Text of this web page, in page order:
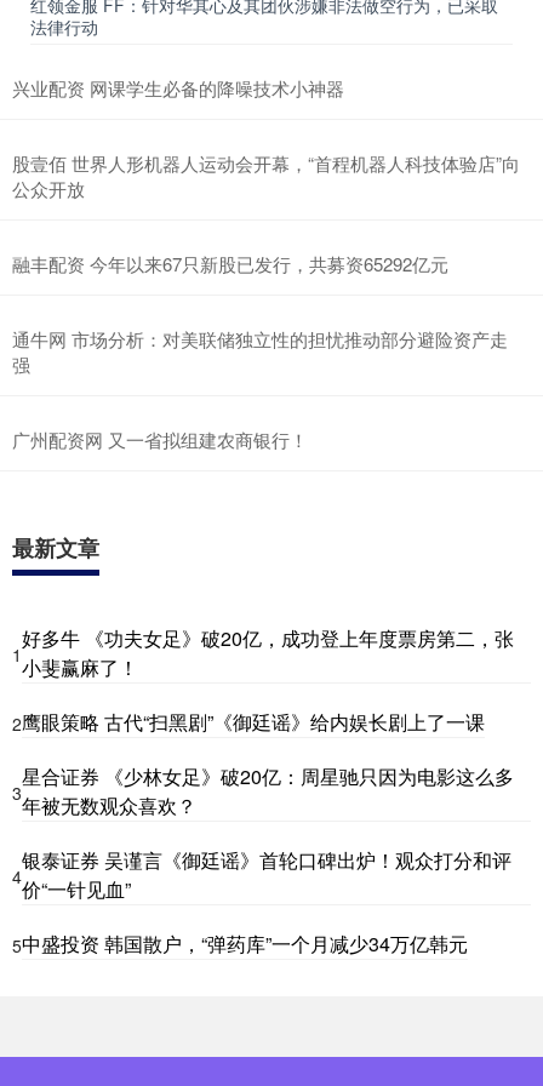
红领金服 FF：针对华其心及其团伙涉嫌非法做空行为，已采取
法律行动
兴业配资 网课学生必备的降噪技术小神器
股壹佰 世界人形机器人运动会开幕，“首程机器人科技体验店”向
公众开放
融丰配资 今年以来67只新股已发行，共募资65292亿元
通牛网 市场分析：对美联储独立性的担忧推动部分避险资产走
强
广州配资网 又一省拟组建农商银行！
最新文章
1
好多牛 《功夫女足》破20亿，成功登上年度票房第二，张
小斐赢麻了！
2鹰眼策略 古代“扫黑剧”《御廷谣》给内娱长剧上了一课
3
星合证券 《少林女足》破20亿：周星驰只因为电影这么多
年被无数观众喜欢？
4
银泰证券 吴谨言《御廷谣》首轮口碑出炉！观众打分和评
价“一针见血”
5中盛投资 韩国散户，“弹药库”一个月减少34万亿韩元